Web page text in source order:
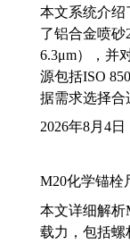
本文系统介绍
了铝合金喷砂
6.3μm），并
源包括ISO
据需求选择合
2026年8月4日
M20化学锚栓
本文详细解析
载力，包括螺